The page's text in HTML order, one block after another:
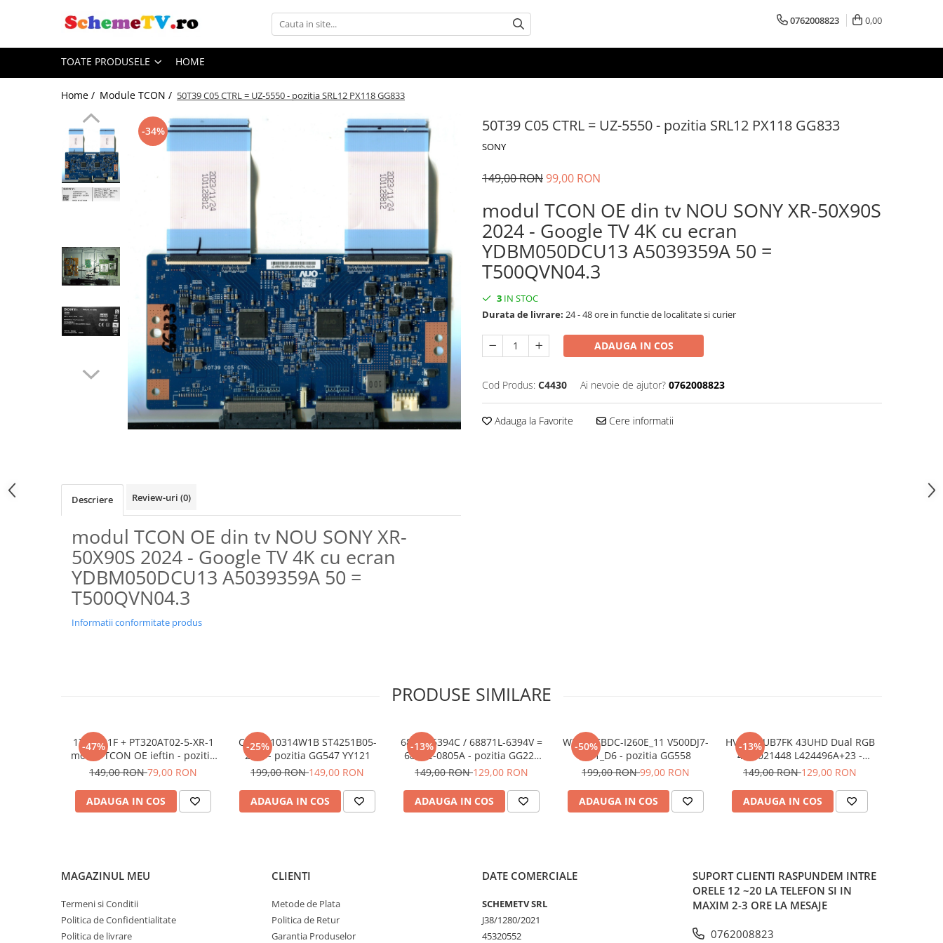
Toate Produsele
Placi de baza
Sursa alimentare
Revista Service TV
Module TCON
0762008823 0,00
TOATE PRODUSELE HOME
Home / Module TCON / 50T39 C05 CTRL = UZ-5550 - pozitia SRL12 PX118 GG833
50T39 C05 CTRL = UZ-5550 - pozitia SRL12 PX118 GG833
SONY
-34%
149,00 RON99,00 RON
modul TCON OE din tv NOU SONY XR-50X90S
2024 - Google TV 4K cu ecran
YDBM050DCU13 A5039359A 50 =
T500QVN04.3
3 IN STOC
Durata de livrare: 24 - 48 ore in functie de localitate si curier
ADAUGA IN COS
Cod Produs: C4430 Ai nevoie de ajutor? 0762008823
Adauga la Favorite Cere informatii
Descriere Review-uri (0)
modul TCON OE din tv NOU SONY XR-
50X90S 2024 - Google TV 4K cu ecran
YDBM050DCU13 A5039359A 50 =
T500QVN04.3
Informatii conformitate produs
PRODUSE SIMILARE
-47%
17TC701F + PT320AT02-5-XR-1
modul TCON OE ieftin - pozitia
PX536 PX539 PX746 GG07
149,00 RON79,00 RON
ADAUGA IN COS
-25%
CTX ST10314W1B ST4251B05-
2.2K - pozitia GG547 YY121
199,00 RON149,00 RON
ADAUGA IN COS
-13%
6871L-6394C / 68871L-6394V =
6870C-0805A - pozitia GG220
GG422 GG557 GG935
149,00 RON129,00 RON
ADAUGA IN COS
-50%
WDX DCBDC-I260E_11 V500DJ7-
QE1_D6 - pozitia GG558
199,00 RON99,00 RON
ADAUGA IN COS
-13%
HV430QUB7FK 43UHD Dual RGB
47-6021448 L424496A+23 -
pozitia GG552
149,00 RON129,00 RON
ADAUGA IN COS
MAGAZINUL MEU
Termeni si Conditii
Politica de Confidentialitate
Politica de livrare
CLIENTI
Metode de Plata
Politica de Retur
Garantia Produselor
DATE COMERCIALE
SCHEMETV SRL
J38/1280/2021
45320552
SUPORT CLIENTI RASPUNDEM INTRE
ORELE 12 ~20 LA TELEFON SI IN
MAXIM 2-3 ORE LA MESAJE
0762008823